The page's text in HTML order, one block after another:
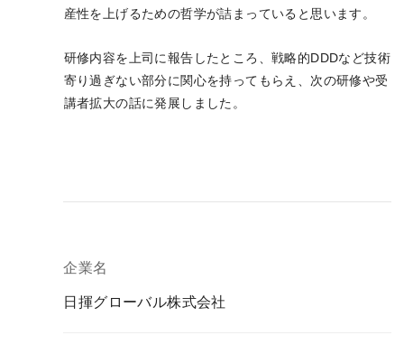
産性を上げるための哲学が詰まっていると思います。
研修内容を上司に報告したところ、戦略的DDDなど技術
寄り過ぎない部分に関心を持ってもらえ、次の研修や受
講者拡大の話に発展しました。
企業名
日揮グローバル株式会社